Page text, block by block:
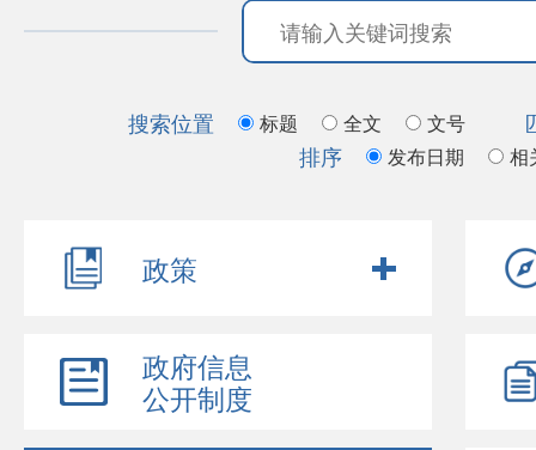
搜索位置 标题 全文 文号
排序
发布日期 相
政策
政府信息
公开制度